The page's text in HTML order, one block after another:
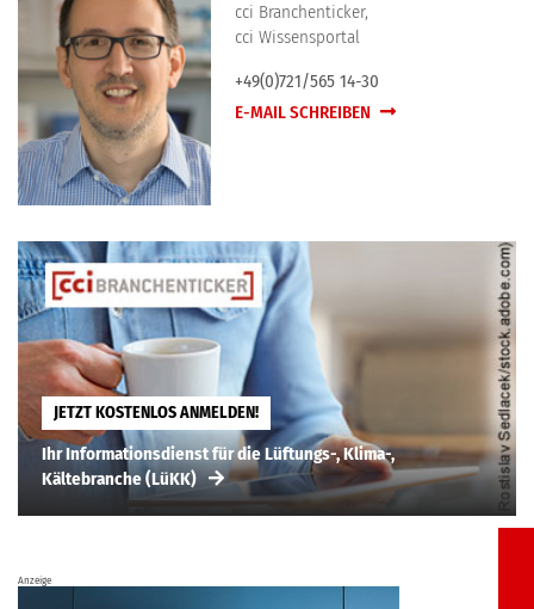
cci Branchenticker,
cci Wissensportal
+49(0)721/565 14-30
E-MAIL SCHREIBEN
JETZT KOSTENLOS ANMELDEN!
Ihr Informationsdienst für die Lüftungs-, Klima-,
Kältebranche (LüKK)
Anzeige